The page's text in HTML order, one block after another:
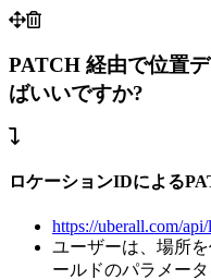
PATCH 経由で位置
ばいいですか?
ロケーションIDによる
https://uberall.com/
ユーザーは、場所
ールドのパラメー